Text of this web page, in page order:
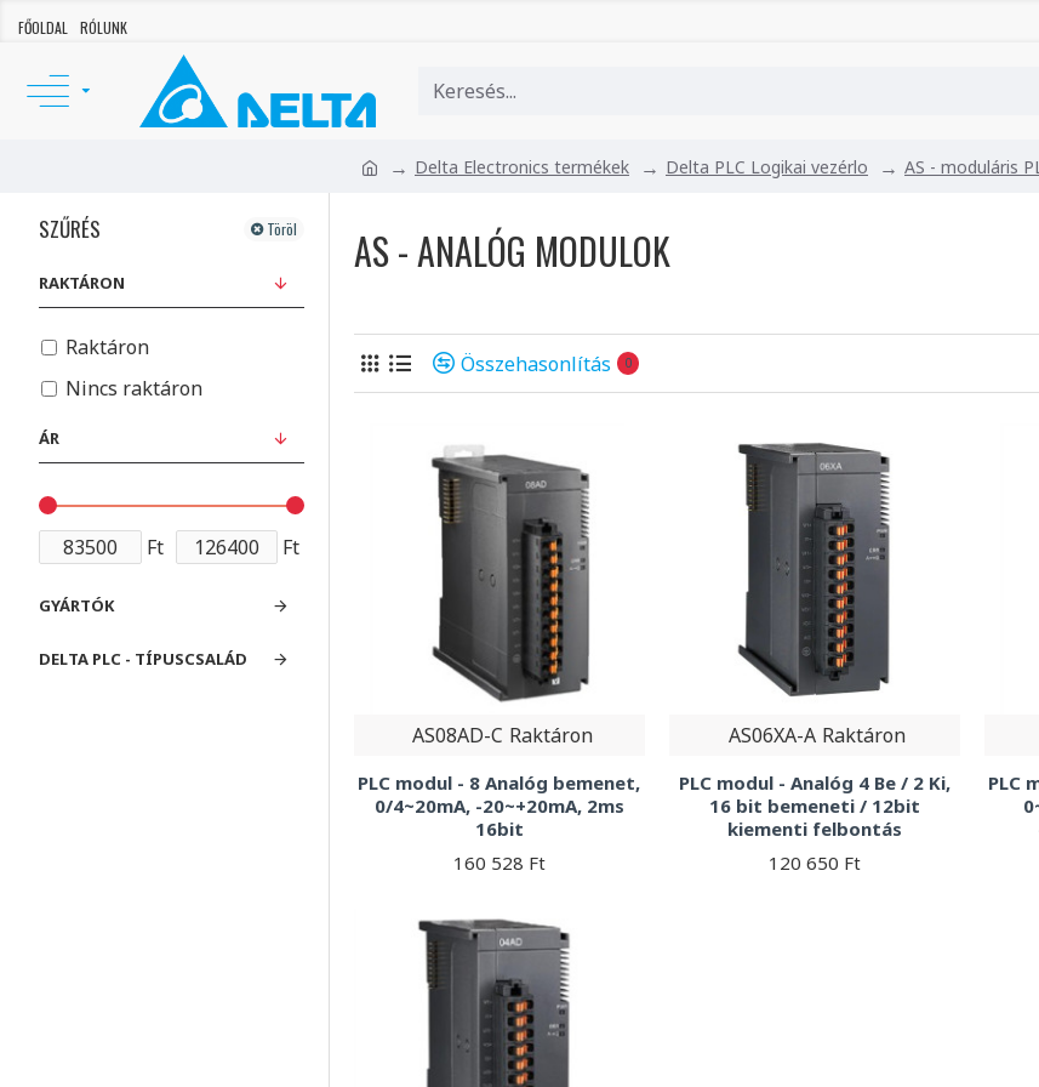
FŐOLDAL RÓLUNK
Delta Electronics termékek Delta PLC Logikai vezérlo AS - moduláris
SZŰRÉS Töröl
ÁR
Ft Ft
GYÁRTÓK
DELTA PLC - TÍPUSCSALÁD
RAKTÁRON
Raktáron
Nincs raktáron
AS - ANALÓG MODULOK
Összehasonlítás 0
AS08AD-C Raktáron
PLC modul - 8 Analóg bemenet,
0/4~20mA, -20~+20mA, 2ms
16bit
160 528 Ft
AS06XA-A Raktáron
PLC modul - Analóg 4 Be / 2 Ki,
16 bit bemeneti / 12bit
kiementi felbontás
120 650 Ft
PLC